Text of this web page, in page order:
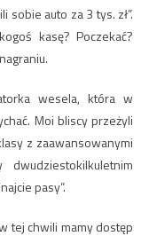
sobie auto za 3 tys. zł”.
kasę? Poczekać?
wesela, która w
Moi bliscy przeżyli
z zaawansowanymi
pasy”.
tej chwili mamy dostęp